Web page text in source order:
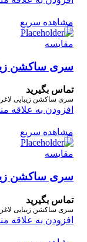
مشاهده سریع
مقایسه
سری ساکشن
تماس بگیرید
سری ساکشن زیبایی لاغری
افزودن به علاقه
مشاهده سریع
مقایسه
سری ساکشن
تماس بگیرید
سری ساکشن زیبایی لاغری
افزودن به علاقه